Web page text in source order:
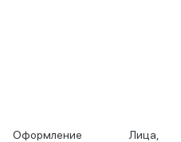
Оформление
Лица,